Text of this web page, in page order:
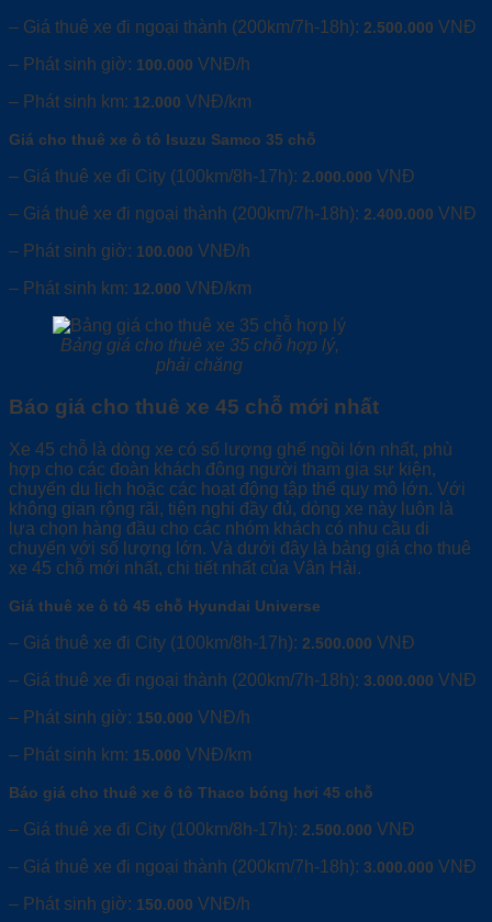
– Giá thuê xe đi ngoại thành (200km/7h-18h): 2.500.000 VNĐ
– Phát sinh giờ: 100.000 VNĐ/h
– Phát sinh km: 12.000 VNĐ/km
Giá cho thuê xe ô tô Isuzu Samco 35 chỗ
– Giá thuê xe đi City (100km/8h-17h): 2.000.000 VNĐ
– Giá thuê xe đi ngoại thành (200km/7h-18h): 2.400.000 VNĐ
– Phát sinh giờ: 100.000 VNĐ/h
– Phát sinh km: 12.000 VNĐ/km
Bảng giá cho thuê xe 35 chỗ hợp lý,
phải chăng
Báo giá cho thuê xe 45 chỗ mới nhất
Xe 45 chỗ là dòng xe có số lượng ghế ngồi lớn nhất, phù
hợp cho các đoàn khách đông người tham gia sự kiện,
chuyến du lịch hoặc các hoạt động tập thể quy mô lớn. Với
không gian rộng rãi, tiện nghi đầy đủ, dòng xe này luôn là
lựa chọn hàng đầu cho các nhóm khách có nhu cầu di
chuyển với số lượng lớn. Và dưới đây là bảng giá cho thuê
xe 45 chỗ mới nhất, chi tiết nhất của Vân Hải.
Giá thuê xe ô tô 45 chỗ Hyundai Universe
– Giá thuê xe đi City (100km/8h-17h): 2.500.000 VNĐ
– Giá thuê xe đi ngoại thành (200km/7h-18h): 3.000.000 VNĐ
– Phát sinh giờ: 150.000 VNĐ/h
– Phát sinh km: 15.000 VNĐ/km
Báo giá cho thuê xe ô tô Thaco bóng hơi 45 chỗ
– Giá thuê xe đi City (100km/8h-17h): 2.500.000 VNĐ
– Giá thuê xe đi ngoại thành (200km/7h-18h): 3.000.000 VNĐ
– Phát sinh giờ: 150.000 VNĐ/h